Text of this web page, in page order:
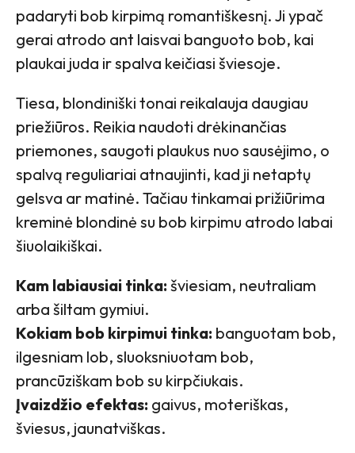
padaryti bob kirpimą romantiškesnį. Ji ypač
gerai atrodo ant laisvai banguoto bob, kai
plaukai juda ir spalva keičiasi šviesoje.
Tiesa, blondiniški tonai reikalauja daugiau
priežiūros. Reikia naudoti drėkinančias
priemones, saugoti plaukus nuo sausėjimo, o
spalvą reguliariai atnaujinti, kad ji netaptų
gelsva ar matinė. Tačiau tinkamai prižiūrima
kreminė blondinė su bob kirpimu atrodo labai
šiuolaikiškai.
Kam labiausiai tinka: šviesiam, neutraliam
arba šiltam gymiui.
Kokiam bob kirpimui tinka: banguotam bob,
ilgesniam lob, sluoksniuotam bob,
prancūziškam bob su kirpčiukais.
Įvaizdžio efektas: gaivus, moteriškas,
šviesus, jaunatviškas.